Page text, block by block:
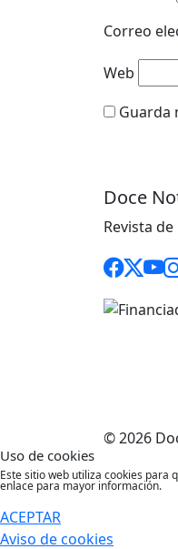
Correo
Web
Guarda
Doce
Revista
© 2026
Uso de cookies
Este sitio web utiliza cookies para
enlace para mayor información.
ACEPTAR
Aviso de cookies